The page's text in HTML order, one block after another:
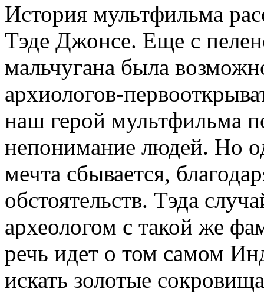
История мультфильма
Тэде Джонсе. Еще с
мальчугана была
архиологов-
наш герой мультфильма
непонимание людей. Но
мечта сбывается,
обстоятельств. Тэда
археологом с такой же
речь идет о том самом
искать золотые